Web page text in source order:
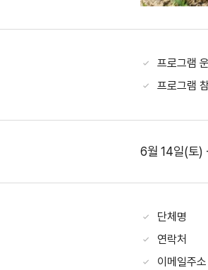
프로그램
프로그램
6월 14일(토)
단체명
연락처
이메일주소